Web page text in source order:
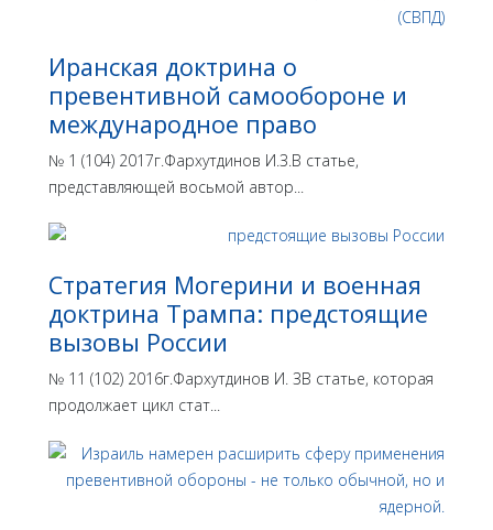
Иранская доктрина о
превентивной самообороне и
международное право
№ 1 (104) 2017г.Фархутдинов И.З.В статье,
представляющей восьмой автор...
Стратегия Могерини и военная
доктрина Трампа: предстоящие
вызовы России
№ 11 (102) 2016г.Фархутдинов И. ЗВ статье, которая
продолжает цикл стат...